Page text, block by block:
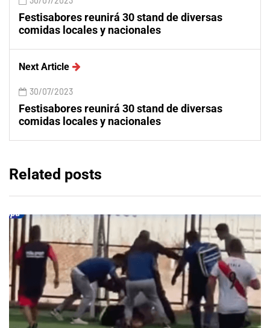
Festisabores reunirá 30 stand de diversas
comidas locales y nacionales
Next Article
30/07/2023
Festisabores reunirá 30 stand de diversas
comidas locales y nacionales
Related posts